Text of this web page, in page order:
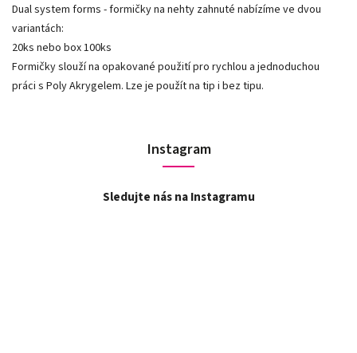
Dual system forms - formičky na nehty zahnuté nabízíme ve dvou
variantách:
20ks nebo box 100ks
Formičky slouží na opakované použití pro rychlou a jednoduchou
práci s Poly Akrygelem. Lze je použít na tip i bez tipu.
Instagram
Sledujte nás na Instagramu